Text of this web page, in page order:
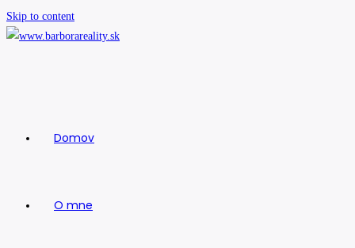
Skip to content
Domov
O mne